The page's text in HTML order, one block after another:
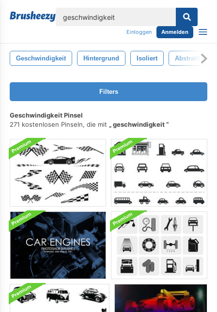
Einloggen Anmelden
Geschwindigkeit Hintergrund Isoliert Abstrakt
Filters
Geschwindigkeit Pinsel
271 kostenlosen Pinseln, die mit
geschwindigkeit